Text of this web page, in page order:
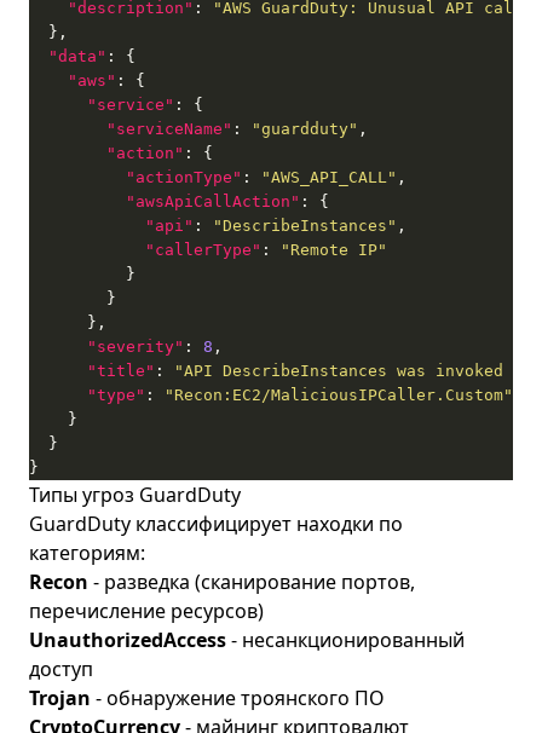
"description" :
"AWS GuardDuty: Unusual API call
"data"
"aws"
"service"
"serviceName" : "guardduty"
"action"
"actionType" : "AWS_API_CALL"
"awsApiCallAction"
"api" : "DescribeInstances"
"callerType" :
"Remote IP"
"severity" : 8
"title" :
"API DescribeInstances was invoked
"type" :
"Recon:EC2/MaliciousIPCaller.Custom"
}
Типы угроз GuardDuty
GuardDuty классифицирует находки по
категориям:
Recon - разведка (сканирование портов,
перечисление ресурсов)
UnauthorizedAccess- несанкционированный
доступ
Trojan - обнаружение троянского ПО
CryptoCurrency- майнинг криптовалют